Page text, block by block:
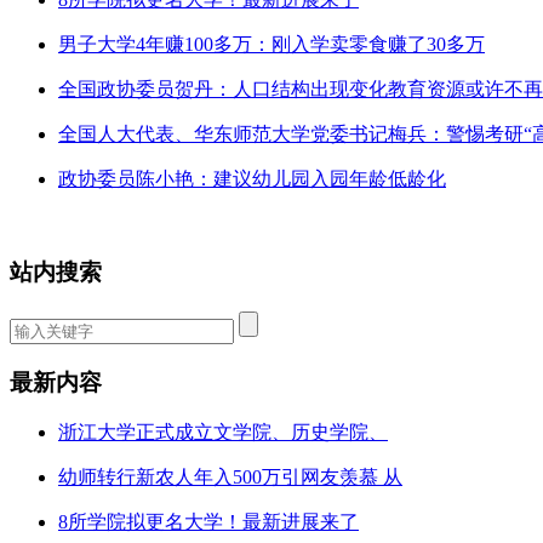
男子大学4年赚100多万：刚入学卖零食赚了30多万
全国政协委员贺丹：人口结构出现变化教育资源或许不
全国人大代表、华东师范大学党委书记梅兵：警惕考研“
政协委员陈小艳：建议幼儿园入园年龄低龄化
站内搜索
最新内容
浙江大学正式成立文学院、历史学院、
幼师转行新农人年入500万引网友羡慕 从
8所学院拟更名大学！最新进展来了